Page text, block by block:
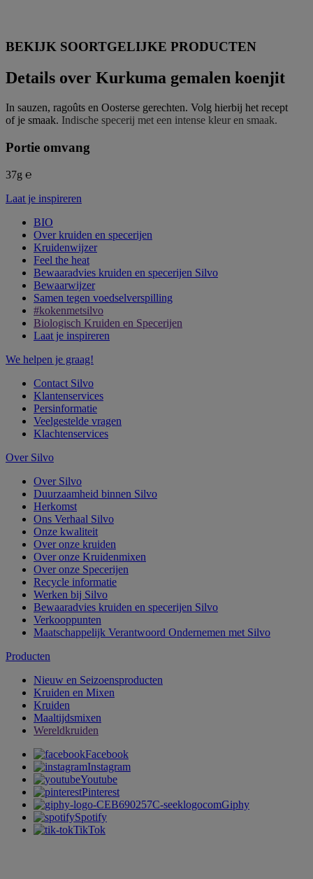
BEKIJK SOORTGELIJKE PRODUCTEN
Details over Kurkuma gemalen koenjit
In sauzen, ragoûts en Oosterse gerechten. Volg hierbij het recept
of je smaak. Indische specerij met een intense kleur en smaak.
Portie omvang
37g ℮
Laat je inspireren
BIO
Over kruiden en specerijen
Kruidenwijzer
Feel the heat
Bewaaradvies kruiden en specerijen Silvo
Bewaarwijzer
Samen tegen voedselverspilling
#kokenmetsilvo
Biologisch Kruiden en Specerijen
Laat je inspireren
We helpen je graag!
Contact Silvo
Klantenservices
Persinformatie
Veelgestelde vragen
Klachtenservices
Over Silvo
Over Silvo
Duurzaamheid binnen Silvo
Herkomst
Ons Verhaal Silvo
Onze kwaliteit
Over onze kruiden
Over onze Kruidenmixen
Over onze Specerijen
Recycle informatie
Werken bij Silvo
Bewaaradvies kruiden en specerijen Silvo
Verkooppunten
Maatschappelijk Verantwoord Ondernemen met Silvo
Producten
Nieuw en Seizoensproducten
Kruiden en Mixen
Kruiden
Maaltijdsmixen
Wereldkruiden
Facebook
Instagram
Youtube
Pinterest
Giphy
Spotify
TikTok